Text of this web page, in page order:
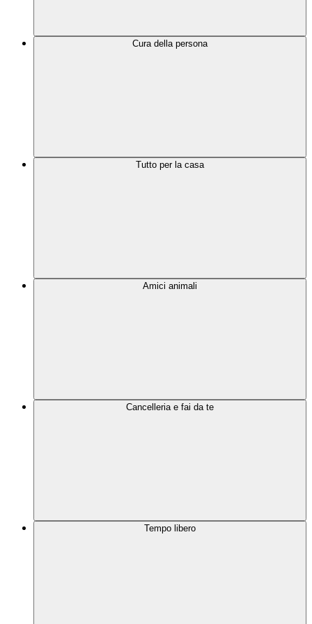
Cura della persona
Tutto per la casa
Amici animali
Cancelleria e fai da te
Tempo libero